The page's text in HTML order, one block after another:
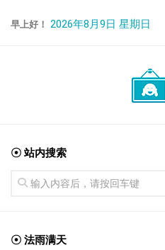
早上好！ 2026年8月9日 星期日
☉ 站内搜索
☉ 法雨满天